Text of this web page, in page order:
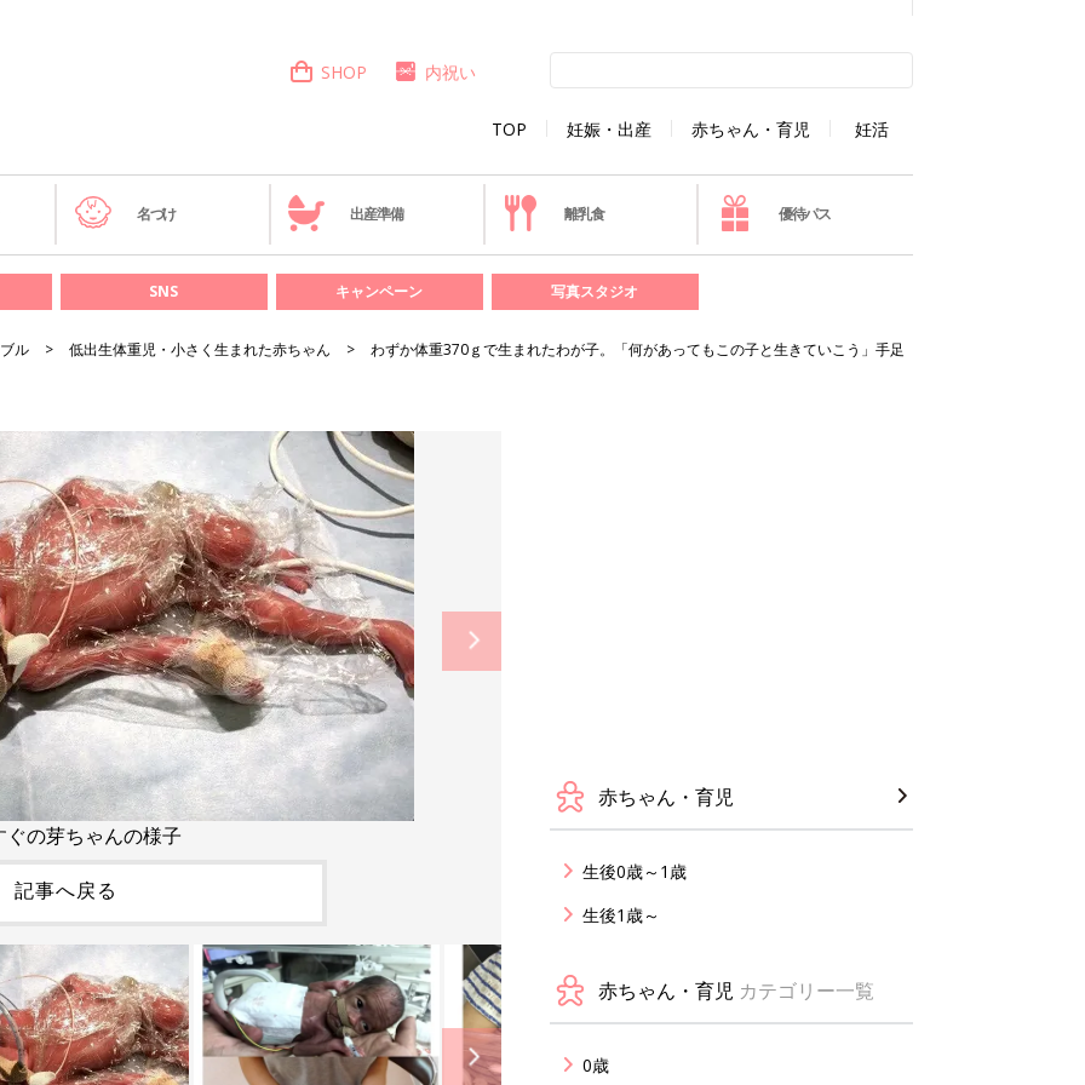
TOP 妊娠・出産 赤ちゃん・育児 妊活
SHOP 内祝い
名づけ 出産準備 離乳食 優待パス
SNS キャンペーン 写真スタジオ
ル 低出生体重児・小さく生まれた赤ちゃん わずか体重370ｇで生まれたわが子。「何があってもこの子と生きていこう」手足
ぐの芽ちゃんの様子
記事へ戻る
赤ちゃん・育児
生後0歳～1歳
生後1歳～
赤ちゃん・育児 カテゴリー一覧
0歳